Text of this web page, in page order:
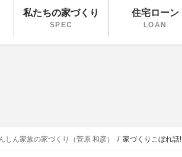
私たちの家づくり
SPEC
住宅ローン
LOAN
しん家族の家づくり（菅原 和彦） 家づくりこぼれ話!